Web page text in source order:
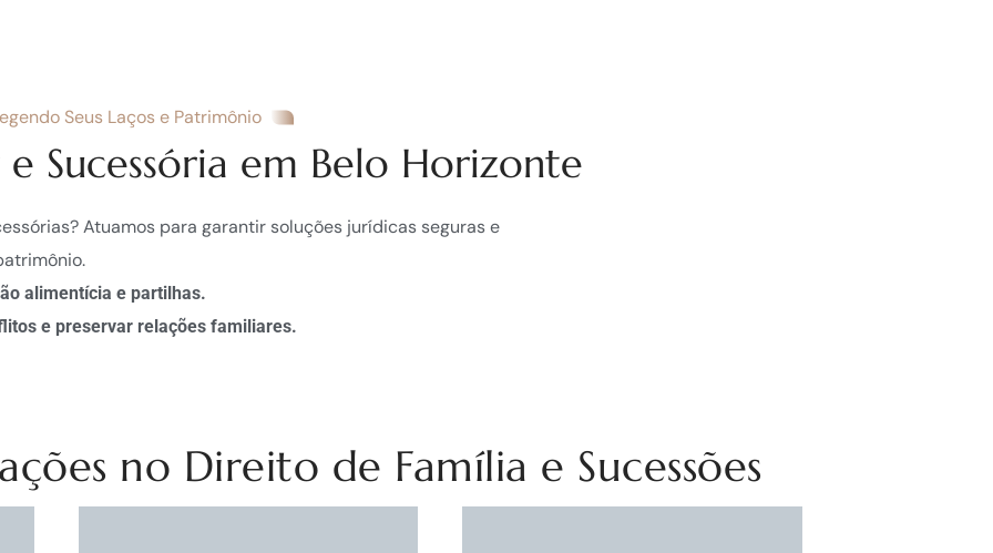
Seus Laços e Patrimônio
Sucessória em Belo Horizonte
Atuamos para garantir soluções jurídicas seguras e
alimentícia e partilhas.
e preservar relações familiares.
no Direito de Família e Sucessões